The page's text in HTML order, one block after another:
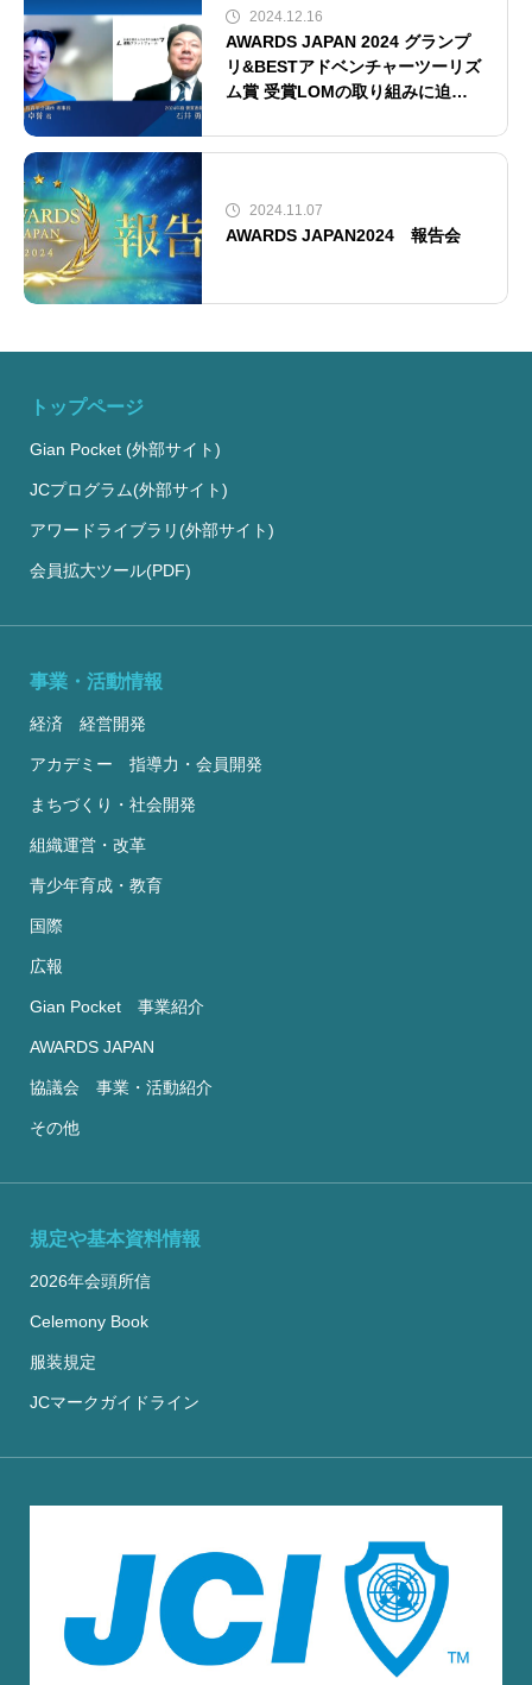
2024.12.16
AWARDS JAPAN 2024 グランプ
リ&BESTアドベンチャーツーリズ
ム賞 受賞LOMの取り組みに迫る!
2024.11.07
AWARDS JAPAN2024 報告会
トップページ
Gian Pocket (外部サイト)
JCプログラム(外部サイト)
アワードライブラリ(外部サイト)
会員拡大ツール(PDF)
事業・活動情報
経済 経営開発
アカデミー 指導力・会員開発
まちづくり・社会開発
組織運営・改革
青少年育成・教育
国際
広報
Gian Pocket 事業紹介
AWARDS JAPAN
協議会 事業・活動紹介
その他
規定や基本資料情報
2026年会頭所信
Celemony Book
服装規定
JCマークガイドライン